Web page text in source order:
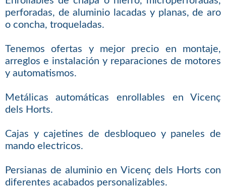
perforadas, de aluminio lacadas y planas, de aro
o concha, troqueladas.
Tenemos ofertas y mejor precio en montaje,
arreglos e instalación y reparaciones de motores
y automatismos.
Metálicas automáticas enrollables en Vicenç
dels Horts.
Cajas y cajetines de desbloqueo y paneles de
mando electricos.
Persianas de aluminio en Vicenç dels Horts con
diferentes acabados personalizables.